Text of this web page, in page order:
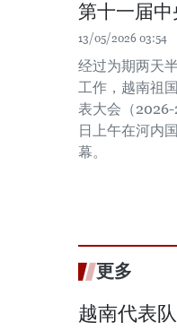
第十一届
13/05/2026 03:54
经过为期两天
工作，越南祖
表大会（2026-
日上午在河内
幕。
更多
越南代表